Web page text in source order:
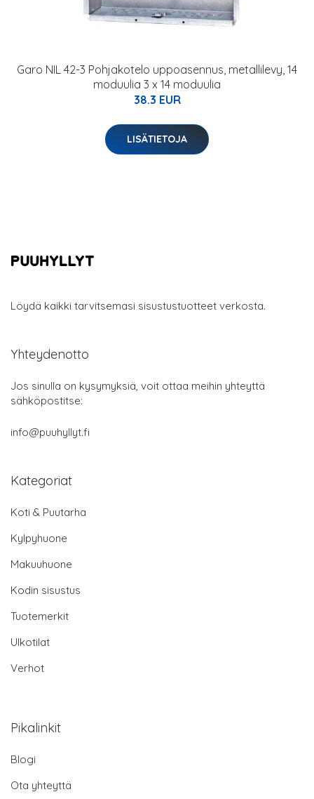
Garo NIL 42-3 Pohjakotelo uppoasennus, metallilevy, 14
moduulia 3 x 14 moduulia
38.3 EUR
LISÄTIETOJA
Löydä kaikki tarvitsemasi sisustustuotteet verkosta.
Yhteydenotto
Jos sinulla on kysymyksiä, voit ottaa meihin yhteyttä
sähköpostitse:
info@puuhyllyt.fi
Kategoriat
Koti & Puutarha
Kylpyhuone
Makuuhuone
Kodin sisustus
Tuotemerkit
Ulkotilat
Verhot
Pikalinkit
Blogi
Ota yhteyttä